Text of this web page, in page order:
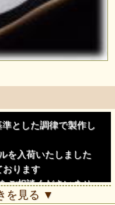
とした調律で製作し
を入荷いたしました
ります
ご相談くださいませ
を見る ▼